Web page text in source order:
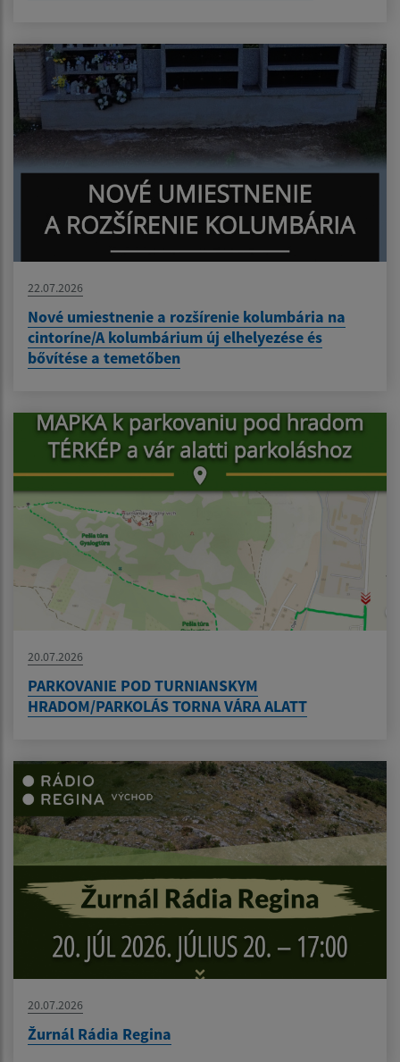
22.07.2026
Nové umiestnenie a rozšírenie kolumbária na
cintoríne/A kolumbárium új elhelyezése és
bővítése a temetőben
20.07.2026
PARKOVANIE POD TURNIANSKYM
HRADOM/PARKOLÁS TORNA VÁRA ALATT
20.07.2026
Žurnál Rádia Regina